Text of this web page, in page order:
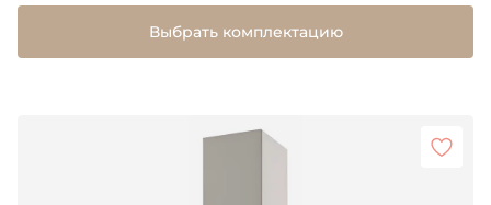
Выбрать комплектацию